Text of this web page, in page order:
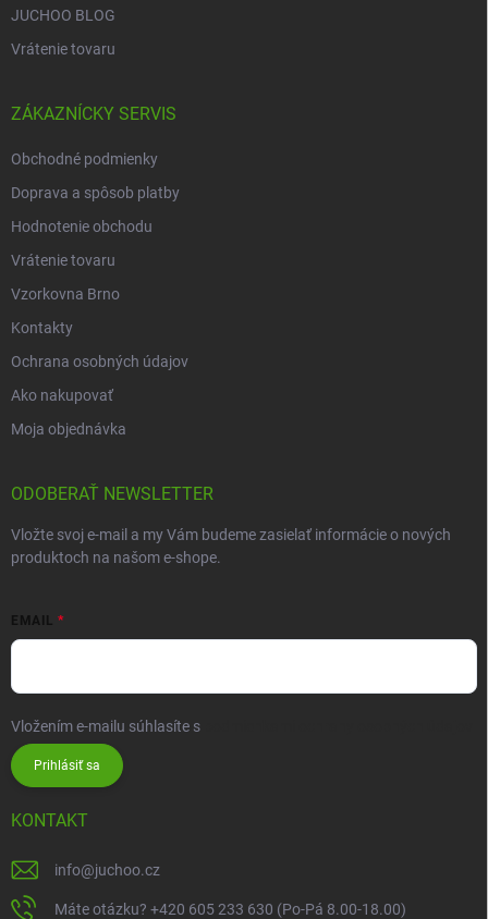
JUCHOO BLOG
Vrátenie tovaru
ZÁKAZNÍCKY SERVIS
Obchodné podmienky
Doprava a spôsob platby
Hodnotenie obchodu
Vrátenie tovaru
Vzorkovna Brno
Kontakty
Ochrana osobných údajov
Ako nakupovať
Moja objednávka
ODOBERAŤ NEWSLETTER
Vložte svoj e-mail a my Vám budeme zasielať informácie o nových
produktoch na našom e-shope.
EMAIL
Vložením e-mailu súhlasíte s
Prihlásiť sa
KONTAKT
info@juchoo.cz
Máte otázku? +420 605 233 630 (Po-Pá 8.00-18.00)